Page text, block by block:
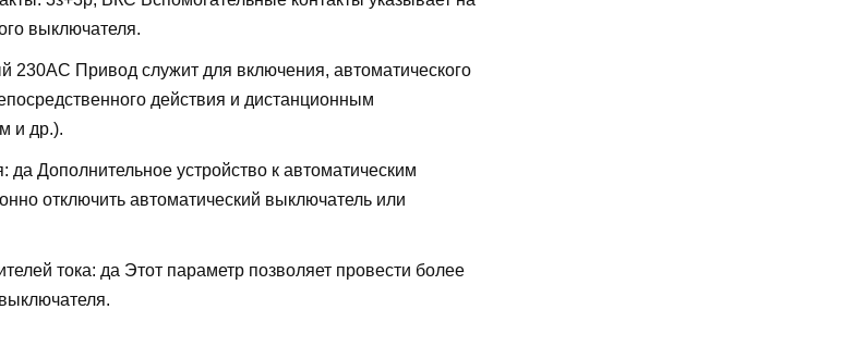
выключателя.
230AC Привод служит для включения, автоматического
действия и дистанционным
и др.).
да Дополнительное устройство к автоматическим
отключить автоматический выключатель или
тока: да Этот параметр позволяет провести более